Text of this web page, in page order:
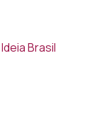
Ideia Brasil